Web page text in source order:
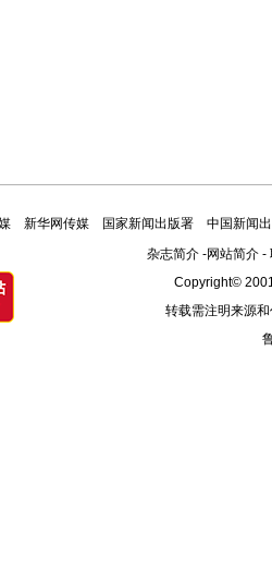
新华网传媒 国家新闻出版署
中国新闻
杂志简介-网站简介-
Copyright©
转载需注明来源